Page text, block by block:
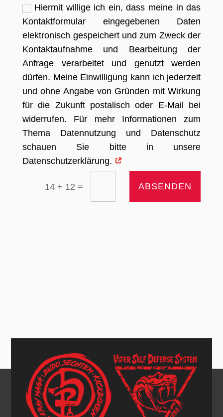
Hiermit willige ich ein, dass meine in das
Kontaktformular eingegebenen Daten
elektronisch gespeichert und zum Zweck der
Kontaktaufnahme und Bearbeitung der
Anfrage verarbeitet und genutzt werden
dürfen. Meine Einwilligung kann ich jederzeit
und ohne Angabe von Gründen mit Wirkung
für die Zukunft postalisch oder E-Mail bei
widerrufen. Für mehr Informationen zum
Thema Datennutzung und Datenschutz
schauen Sie bitte in unsere
Datenschutzerklärung.
14 + 12 = ABSENDEN